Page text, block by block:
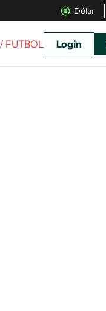
Dólar
/ FUTBOL Login